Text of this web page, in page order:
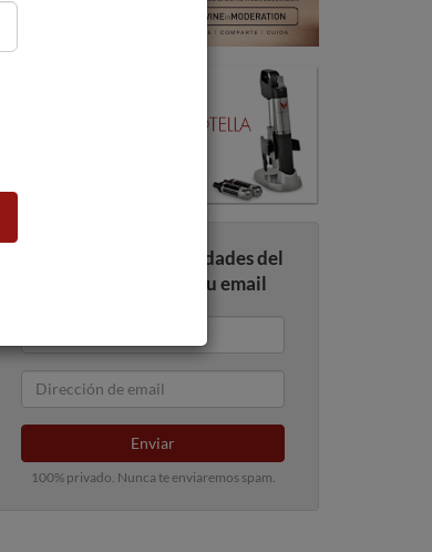
Recibe todas las novedades del
mundo del vino en tu email
Enviar
100% privado. Nunca te enviaremos spam.